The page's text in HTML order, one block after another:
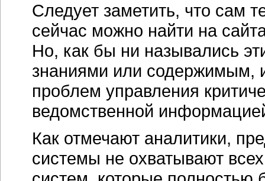
Следует заметить, что сам
сейчас можно найти на
Но, как бы ни назывались
знаниями или содержимым,
проблем управления
ведомственной
Как отмечают аналитики,
системы не охватывают